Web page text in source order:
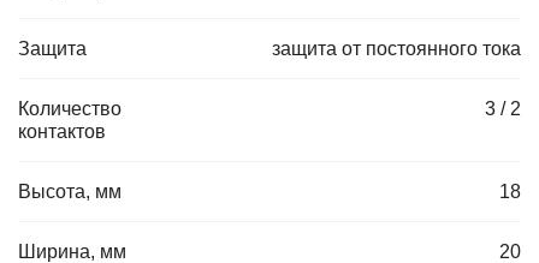
Защита защита от постоянного тока
Количество
контактов
3 / 2
Высота, мм 18
Ширина, мм 20